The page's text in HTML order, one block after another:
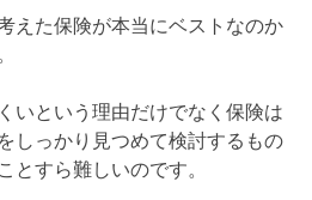
えた保険が本当にベストなのか
いという理由だけでなく保険は
しっかり見つめて検討するもの
とすら難しいのです。